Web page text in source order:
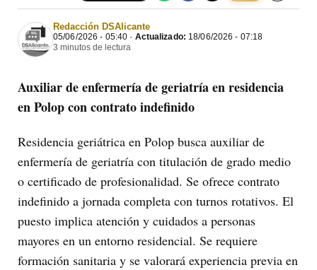
Redacción DSAlicante
05/06/2026 - 05:40 · Actualizado: 18/06/2026 - 07:18
3 minutos de lectura
Auxiliar de enfermería de geriatría en residencia
en Polop con contrato indefinido
Residencia geriátrica en Polop busca auxiliar de
enfermería de geriatría con titulación de grado medio
o certificado de profesionalidad. Se ofrece contrato
indefinido a jornada completa con turnos rotativos. El
puesto implica atención y cuidados a personas
mayores en un entorno residencial. Se requiere
formación sanitaria y se valorará experiencia previa en